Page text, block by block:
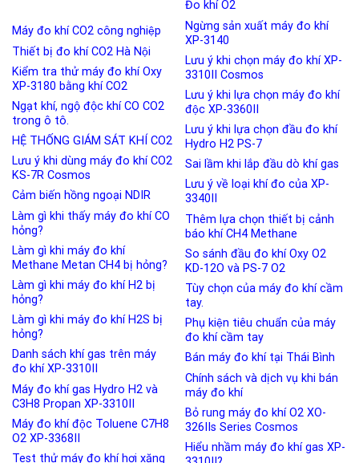
Máy đo khí CO2 công nghiệp
Thiết bị đo khí CO2 Hà Nội
Kiểm tra thử máy đo khí Oxy
XP-3180 bằng khí CO2
Ngạt khí, ngộ độc khí CO CO2
trong ô tô.
HỆ THỐNG GIÁM SÁT KHÍ CO2
Lưu ý khi dùng máy đo khí CO2
KS-7R Cosmos
Cảm biến hồng ngoại NDIR
Làm gì khi thấy máy đo khí CO
hỏng?
Làm gì khi máy đo khí
Methane Metan CH4 bị hỏng?
Làm gì khi máy đo khí H2 bị
hỏng?
Làm gì khi máy đo khí H2S bị
hỏng?
Danh sách khí gas trên máy
đo khí XP-3310II
Máy đo khí gas Hydro H2 và
C3H8 Propan XP-3310II
Máy đo khí độc Toluene C7H8
O2 XP-3368II
Test thử máy đo khí hơi xăng
Đo khí O2
Ngừng sản xuất máy đo khí
XP-3140
Lưu ý khi chọn máy đo khí XP-
3310II Cosmos
Lưu ý khi lựa chọn máy đo khí
độc XP-3360II
Lưu ý khi lựa chọn đầu đo khí
Hydro H2 PS-7
Sai lầm khi lắp đầu dò khí gas
Lưu ý về loại khí đo của XP-
3340II
Thêm lựa chọn thiết bị cảnh
báo khí CH4 Methane
So sánh đầu đo khí Oxy O2
KD-12O và PS-7 O2
Tùy chọn của máy đo khí cầm
tay.
Phụ kiện tiêu chuẩn của máy
đo khí cầm tay
Bán máy đo khí tại Thái Bình
Chính sách và dịch vụ khi bán
máy đo khí
Bỏ rung máy đo khí O2 XO-
326IIs Series Cosmos
Hiểu nhầm máy đo khí gas XP-